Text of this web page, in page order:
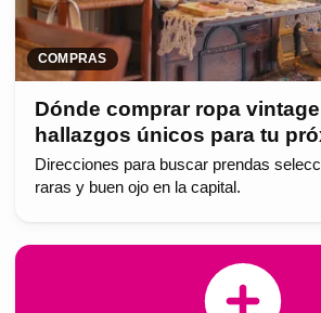
COMPRAS
Dónde comprar ropa
hallazgos únicos para tu
Direcciones para buscar prendas
raras y buen ojo en la capital.